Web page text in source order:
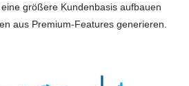
größere Kundenbasis aufbauen
aus Premium-Features generieren.